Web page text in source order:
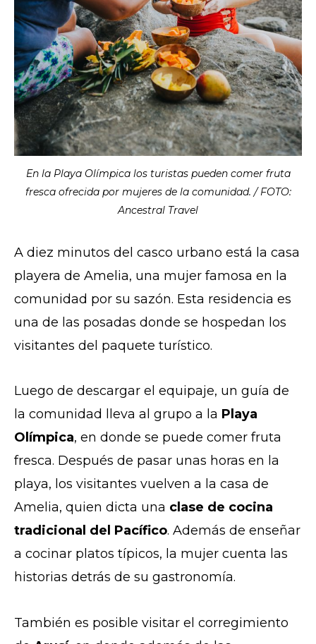
En la Playa Olímpica los turistas pueden comer fruta
fresca ofrecida por mujeres de la comunidad. / FOTO:
Ancestral Travel
A diez minutos del casco urbano está la casa
playera de Amelia, una mujer famosa en la
comunidad por su sazón. Esta residencia es
una de las posadas donde se hospedan los
visitantes del paquete turístico.
Luego de descargar el equipaje, un guía de
la comunidad lleva al grupo a la Playa
Olímpica, en donde se puede comer fruta
fresca. Después de pasar unas horas en la
playa, los visitantes vuelven a la casa de
Amelia, quien dicta una clase de cocina
tradicional del Pacífico. Además de enseñar
a cocinar platos típicos, la mujer cuenta las
historias detrás de su gastronomía.
También es posible visitar el corregimiento